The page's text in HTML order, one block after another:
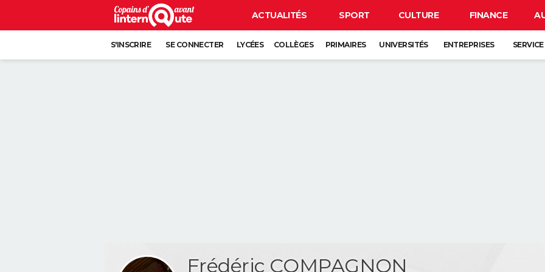
ACTUALITÉS SPORT CULTURE FINANCE
S'INSCRIRE SE CONNECTER LYCÉES COLLÈGES PRIMAIRES UNIVERSITÉS ENTREPRISES
Frédéric COMPAGNON